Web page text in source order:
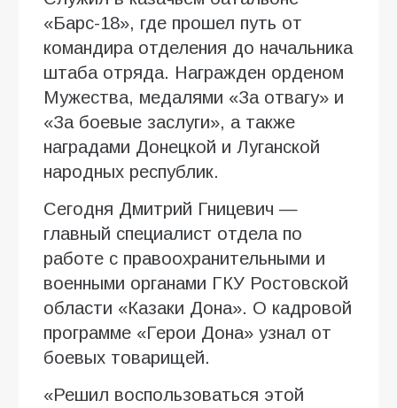
«Барс-18», где прошел путь от
командира отделения до начальника
штаба отряда. Награжден орденом
Мужества, медалями «За отвагу» и
«За боевые заслуги», а также
наградами Донецкой и Луганской
народных республик.
Сегодня Дмитрий Гницевич —
главный специалист отдела по
работе с правоохранительными и
военными органами ГКУ Ростовской
области «Казаки Дона». О кадровой
программе «Герои Дона» узнал от
боевых товарищей.
«Решил воспользоваться этой